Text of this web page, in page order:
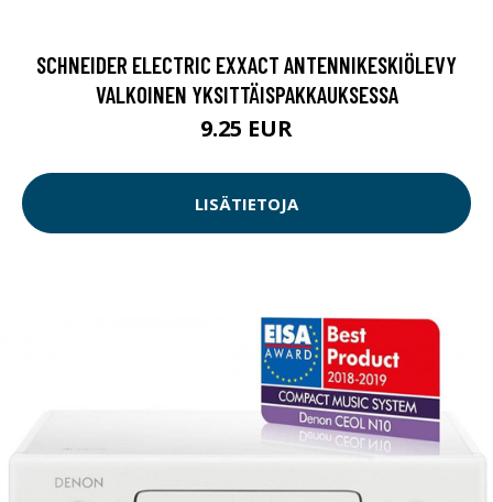
SCHNEIDER ELECTRIC EXXACT ANTENNIKESKIÖLEVY
VALKOINEN YKSITTÄISPAKKAUKSESSA
9.25 EUR
LISÄTIETOJA